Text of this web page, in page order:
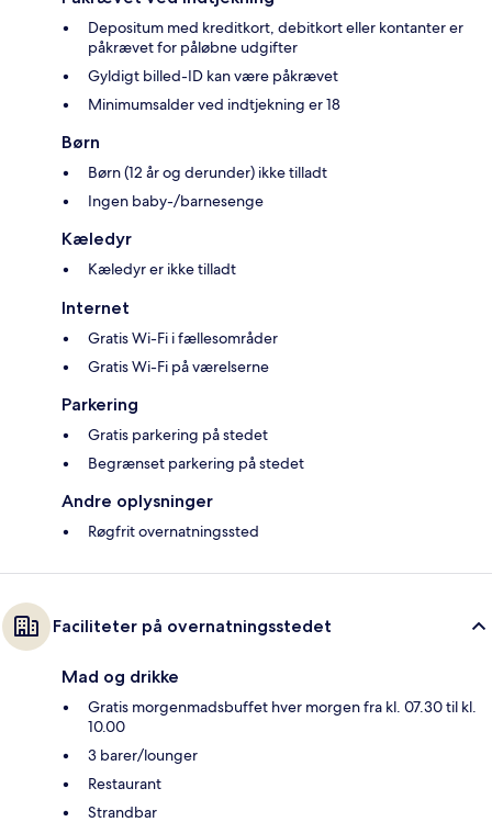
Depositum med kreditkort, debitkort eller kontanter er
påkrævet for påløbne udgifter
Gyldigt billed-ID kan være påkrævet
Minimumsalder ved indtjekning er 18
Børn
Børn (12 år og derunder) ikke tilladt
Ingen baby-/barnesenge
Kæledyr
Kæledyr er ikke tilladt
Internet
Gratis Wi-Fi i fællesområder
Gratis Wi-Fi på værelserne
Parkering
Gratis parkering på stedet
Begrænset parkering på stedet
Andre oplysninger
Røgfrit overnatningssted
Faciliteter på overnatningsstedet
Mad og drikke
Gratis morgenmadsbuffet hver morgen fra kl. 07.30 til kl.
10.00
3 barer/lounger
Restaurant
Strandbar